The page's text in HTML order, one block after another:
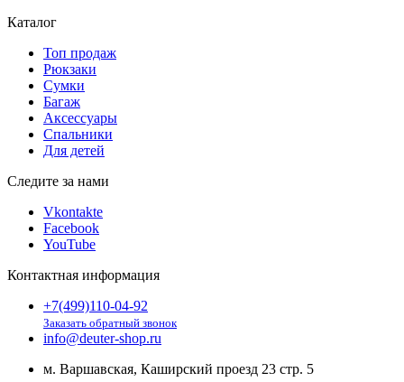
Каталог
Топ продаж
Рюкзаки
Сумки
Багаж
Аксессуары
Спальники
Для детей
Следите за нами
Vkontakte
Facebook
YouTube
Контактная информация
+7(499)110-04-92
Заказать обратный звонок
info@deuter-shop.ru
м. Варшавская, Каширский проезд 23 стр. 5